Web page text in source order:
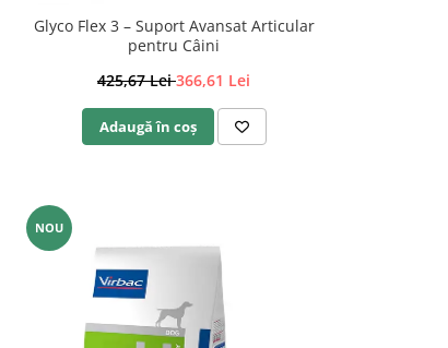
Glyco Flex 3 – Suport Avansat Articular
pentru Câini
425,67 Lei366,61 Lei
Adaugă în coș
NOU